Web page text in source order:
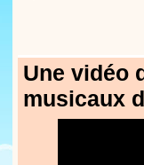
Une vidéo
musicaux